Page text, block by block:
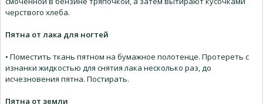
черствого хлеба.
Пятна от лака для ногтей
• Поместить ткань пятном на бумажное полотенце. Протереть с
изнанки жидкостью для снятия лака несколько раз, до
исчезновения пятна. Постирать.
Пятна от земли